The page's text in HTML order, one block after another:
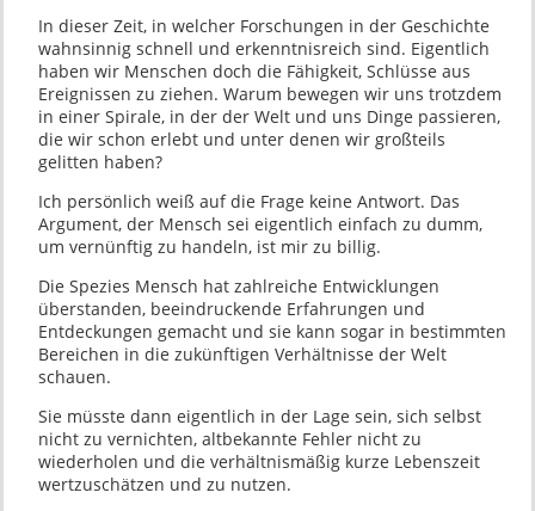
In dieser Zeit, in welcher Forschungen in der Geschichte
wahnsinnig schnell und erkenntnisreich sind. Eigentlich
haben wir Menschen doch die Fähigkeit, Schlüsse aus
Ereignissen zu ziehen. Warum bewegen wir uns trotzdem
in einer Spirale, in der der Welt und uns Dinge passieren,
die wir schon erlebt und unter denen wir großteils
gelitten haben?
Ich persönlich weiß auf die Frage keine Antwort. Das
Argument, der Mensch sei eigentlich einfach zu dumm,
um vernünftig zu handeln, ist mir zu billig.
Die Spezies Mensch hat zahlreiche Entwicklungen
überstanden, beeindruckende Erfahrungen und
Entdeckungen gemacht und sie kann sogar in bestimmten
Bereichen in die zukünftigen Verhältnisse der Welt
schauen.
Sie müsste dann eigentlich in der Lage sein, sich selbst
nicht zu vernichten, altbekannte Fehler nicht zu
wiederholen und die verhältnismäßig kurze Lebenszeit
wertzuschätzen und zu nutzen.